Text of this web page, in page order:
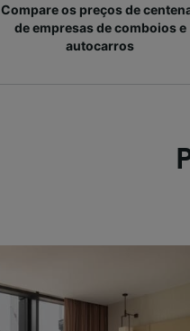
Compare os preços de
de empresas de comboios e
autocarros